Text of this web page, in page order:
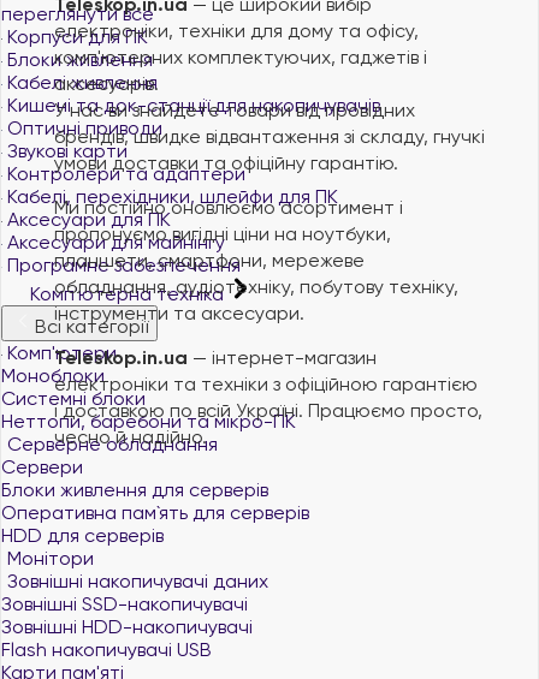
переглянути все
Корпуси для ПК
Блоки живлення
Кабелі живлення
Кишені та док-станції для накопичувачів
Оптичні приводи
Звукові карти
Контролери та адаптери
Кабелі, перехідники, шлейфи для ПК
Аксесуари для ПК
Аксесуари для майнінгу
Програмне забезпечення
Комп'ютерна техніка
Всі категорії
Комп'ютери
Моноблоки
Системні блоки
Неттопи, баребони та мікро-ПК
Серверне обладнання
Сервери
Блоки живлення для серверів
Оперативна пам`ять для серверів
HDD для серверів
Монітори
Зовнішні накопичувачі даних
Зовнішні SSD-накопичувачі
Зовнішні HDD-накопичувачі
Flash накопичувачі USB
Карти пам'яті
електроніки, техніки для дому та офісу,
комп'ютерних комплектуючих, гаджетів і
аксесуарів.
У нас ви знайдете товари від провідних
брендів, швидке відвантаження зі складу, гнучкі
умови доставки та офіційну гарантію.
Ми постійно оновлюємо асортимент і
пропонуємо вигідні ціни на ноутбуки,
планшети, смартфони, мережеве
обладнання, аудіотехніку, побутову техніку,
інструменти та аксесуари.
Teleskop.in.ua — інтернет-магазин
електроніки та техніки з офіційною гарантією
і доставкою по всій Україні. Працюємо просто,
чесно й надійно.